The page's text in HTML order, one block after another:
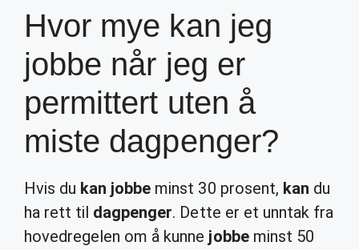
Hvor mye kan jeg
jobbe når jeg er
permittert uten å
miste dagpenger?
Hvis du kan jobbe minst 30 prosent, kan du
ha rett til dagpenger. Dette er et unntak fra
hovedregelen om å kunne jobbeminst 50